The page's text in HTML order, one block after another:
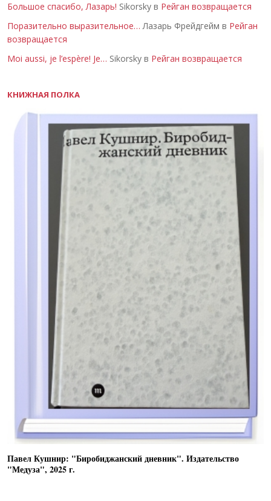
Большое спасибо, Лазарь! Sikorsky в Рейган возвращается
Поразительно выразительное… Лазарь Фрейдгейм в Рейган
возвращается
Moi aussi, je l’espère! Je… Sikorsky в Рейган возвращается
КНИЖНАЯ ПОЛКА
Павел Кушнир: "Биробиджанский дневник". Издательство
"Медуза", 2025 г.